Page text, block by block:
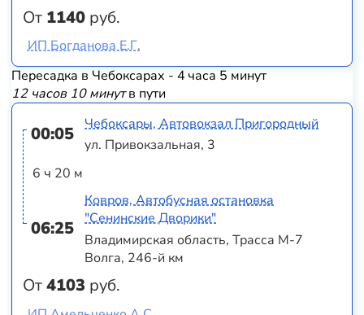
От 1140 руб.
ИП Богданова Е.Г.
Пересадка в Чебоксарах - 4 часа 5 минут
12 часов 10 минутв пути
00:05
6 ч 20 м
06:25
От4103 руб.
Чебоксары, Автовокзал Пригородный
ул. Привокзальная, 3
Ковров, Автобусная остановка
"Сенинские Дворики"
Владимирская область, Трасса М-7
Волга, 246-й км